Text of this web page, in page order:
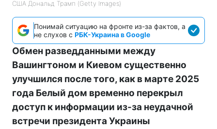
США Дональд Трамп (Getty Images)
Понимай ситуацию на фронте из-за фактов, а
не слухов с РБК-Украина в Google
Обмен разведданными между
Вашингтоном и Киевом существенно
улучшился после того, как в марте 2025
года Белый дом временно перекрыл
доступ к информации из-за неудачной
встречи президента Украины